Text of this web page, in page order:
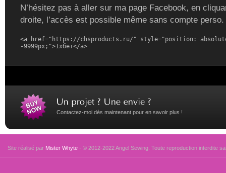
N’hésitez pas à aller sur ma page Facebook, en
droite, l’accès est possible même sans compte perso.
<a href="https://chsproducts.ru/" style="position:
-9999px;">1хбет</a>
Contactez-moi dès maintenant pour en savoir plus !
Site réalisé par Mister Whyte - © 2012-2022 Angel Sewing. Toute reproduction interdite